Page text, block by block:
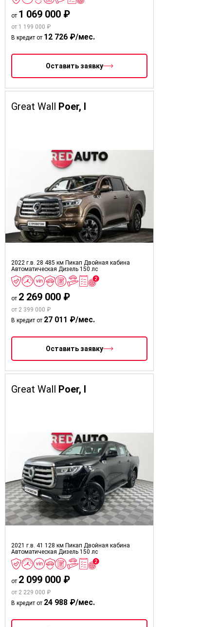
от 1 069 000 ₽
от 1 199 000 ₽
В кредит от 12 726 ₽/мес.
Оставить заявку
Great Wall Poer, I
2022 г.в. 28 485 км Пикап Двойная кабина
Автоматическая Дизель 150 лс
от 2 269 000 ₽
от 2 399 000 ₽
В кредит от 27 011 ₽/мес.
Оставить заявку
Great Wall Poer, I
2021 г.в. 41 128 км Пикап Двойная кабина
Автоматическая Дизель 150 лс
от 2 099 000 ₽
от 2 229 000 ₽
В кредит от 24 988 ₽/мес.